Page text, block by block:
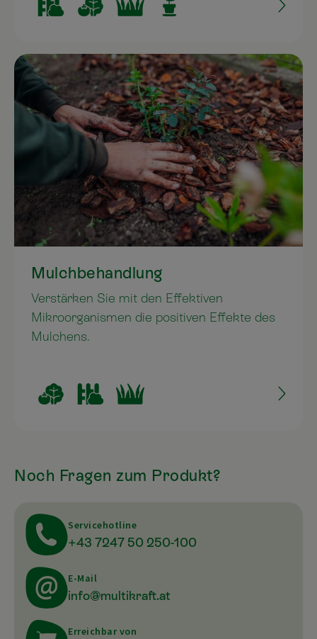
Mulchbehandlung
Verstärken Sie mit den Effektiven
Mikroorganismen die positiven Effekte des
Mulchens.
Noch Fragen zum Produkt?
Servicehotline
+43 7247 50 250-100
E-Mail
info@multikraft.at
Erreichbar von